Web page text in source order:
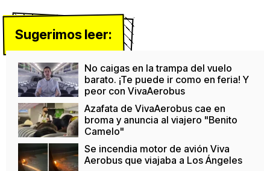
Sugerimos leer:
No caigas en la trampa del vuelo
barato. ¡Te puede ir como en feria! Y
peor con VivaAerobus
Azafata de VivaAerobus cae en
broma y anuncia al viajero "Benito
Camelo"
Se incendia motor de avión Viva
Aerobus que viajaba a Los Ángeles